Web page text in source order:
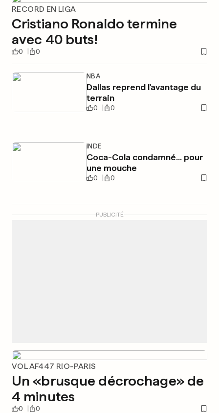
RECORD EN LIGA
Cristiano Ronaldo termine
avec 40 buts!
0 0
NBA
Dallas reprend l'avantage du
terrain
0 0
INDE
Coca-Cola condamné... pour
une mouche
0 0
PUBLICITÉ
VOL AF447 RIO-PARIS
Un «brusque décrochage» de
4 minutes
0 0